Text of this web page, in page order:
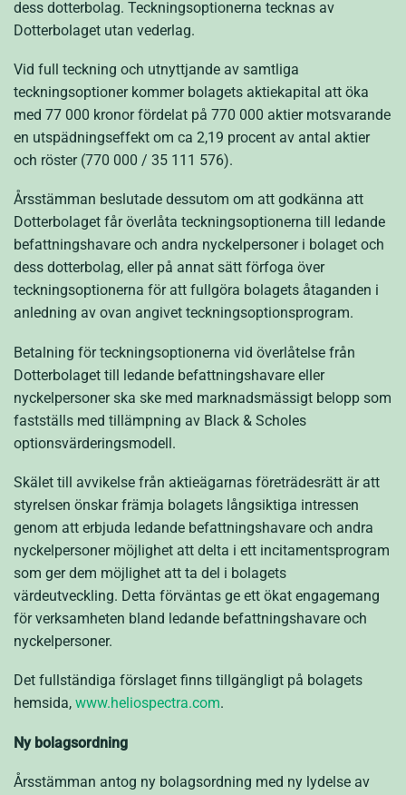
dess dotterbolag. Teckningsoptionerna tecknas av
Dotterbolaget utan vederlag.
Vid full teckning och utnyttjande av samtliga
teckningsoptioner kommer bolagets aktiekapital att öka
med 77 000 kronor fördelat på 770 000 aktier motsvarande
en utspädningseffekt om ca 2,19 procent av antal aktier
och röster (770 000 / 35 111 576).
Årsstämman beslutade dessutom om att godkänna att
Dotterbolaget får överlåta teckningsoptionerna till ledande
befattningshavare och andra nyckelpersoner i bolaget och
dess dotterbolag, eller på annat sätt förfoga över
teckningsoptionerna för att fullgöra bolagets åtaganden i
anledning av ovan angivet teckningsoptionsprogram.
Betalning för teckningsoptionerna vid överlåtelse från
Dotterbolaget till ledande befattningshavare eller
nyckelpersoner ska ske med marknadsmässigt belopp som
fastställs med tillämpning av Black & Scholes
optionsvärderingsmodell.
Skälet till avvikelse från aktieägarnas företrädesrätt är att
styrelsen önskar främja bolagets långsiktiga intressen
genom att erbjuda ledande befattningshavare och andra
nyckelpersoner möjlighet att delta i ett incitamentsprogram
som ger dem möjlighet att ta del i bolagets
värdeutveckling. Detta förväntas ge ett ökat engagemang
för verksamheten bland ledande befattningshavare och
nyckelpersoner.
Det fullständiga förslaget finns tillgängligt på bolagets
hemsida, www.heliospectra.com.
Ny bolagsordning
Årsstämman antog ny bolagsordning med ny lydelse av